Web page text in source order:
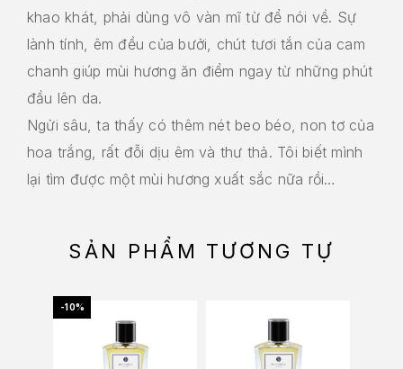
khao khát, phải dùng vô vàn mĩ từ để nói về. Sự
lành tính, êm đều của bưởi, chút tươi tắn của cam
chanh giúp mùi hương ăn điểm ngay từ những phút
đầu lên da.
Ngửi sâu, ta thấy có thêm nét beo béo, non tơ của
hoa trắng, rất đỗi dịu êm và thư thả. Tôi biết mình
lại tìm được một mùi hương xuất sắc nữa rồi…
SẢN PHẨM TƯƠNG TỰ
-10%